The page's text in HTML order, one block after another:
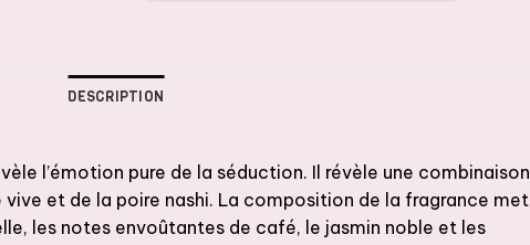
DESCRIPTION
l’émotion pure de la séduction. Il révèle une combinaison
et de la poire nashi. La composition de la fragrance met
les notes envoûtantes de café, le jasmin noble et les